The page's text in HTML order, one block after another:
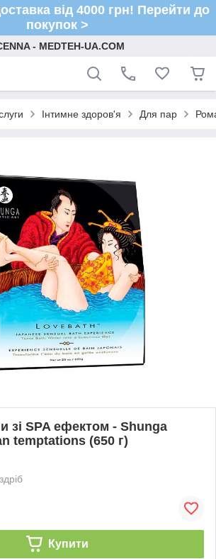
від 4000 грн! Перейти до
покупок >
- MEDTEH-UA.COM
Інтимне здоров'я Для пар
зі SPA ефектом - Shunga
temptations (650 г)
Купити